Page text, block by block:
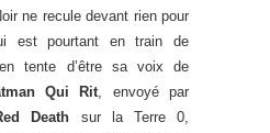
ne recule devant rien pour
est pourtant en train de
tente d’être sa voix de
Qui Rit, envoyé par
Death sur la Terre 0,